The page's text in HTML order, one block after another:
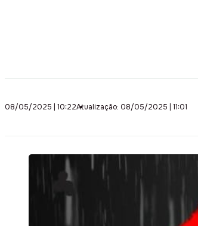
08/05/2025 | 10:22Atualização: 08/05/2025 | 11:01